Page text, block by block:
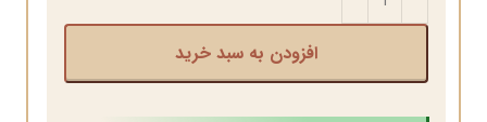
افزودن به سبد خرید